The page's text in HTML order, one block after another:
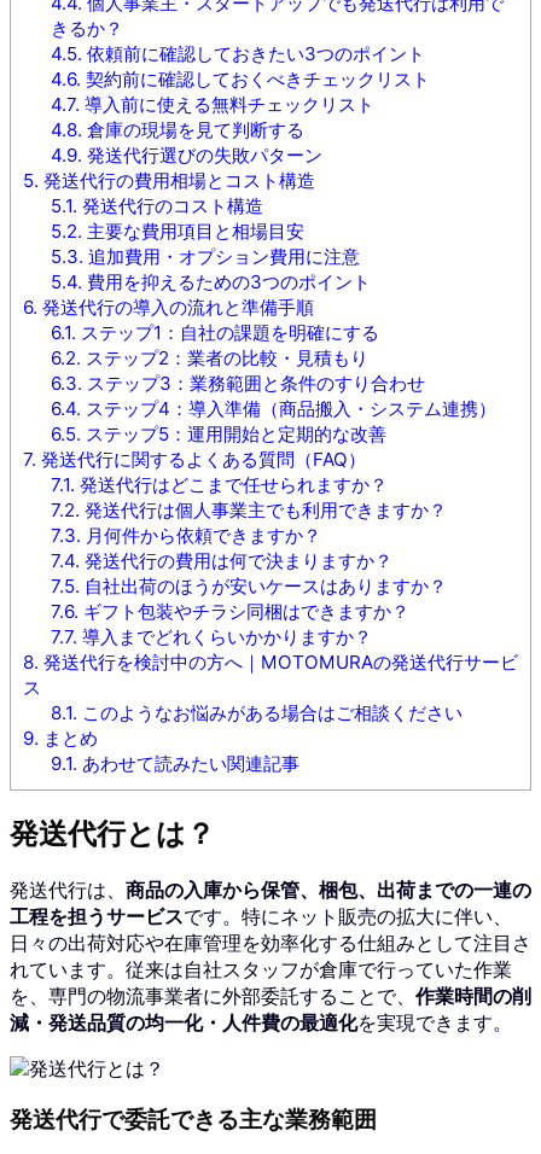
きるか？
4.5. 依頼前に確認しておきたい3つのポイント
4.6. 契約前に確認しておくべきチェックリスト
4.7. 導入前に使える無料チェックリスト
4.8. 倉庫の現場を見て判断する
4.9. 発送代行選びの失敗パターン
5. 発送代行の費用相場とコスト構造
5.1. 発送代行のコスト構造
5.2. 主要な費用項目と相場目安
5.3. 追加費用・オプション費用に注意
5.4. 費用を抑えるための3つのポイント
6. 発送代行の導入の流れと準備手順
6.1. ステップ1：自社の課題を明確にする
6.2. ステップ2：業者の比較・見積もり
6.3. ステップ3：業務範囲と条件のすり合わせ
6.4. ステップ4：導入準備（商品搬入・システム連携）
6.5. ステップ5：運用開始と定期的な改善
7. 発送代行に関するよくある質問（FAQ）
7.1. 発送代行はどこまで任せられますか？
7.2. 発送代行は個人事業主でも利用できますか？
7.3. 月何件から依頼できますか？
7.4. 発送代行の費用は何で決まりますか？
7.5. 自社出荷のほうが安いケースはありますか？
7.6. ギフト包装やチラシ同梱はできますか？
7.7. 導入までどれくらいかかりますか？
8. 発送代行を検討中の方へ｜MOTOMURAの発送代行サービ
ス
8.1. このようなお悩みがある場合はご相談ください
9. まとめ
9.1. あわせて読みたい関連記事
発送代行とは？
発送代行は、 商品の入庫から保管、梱包、出荷までの一連の
工程を担うサービスです。特にネット販売の拡大に伴い、
日々の出荷対応や在庫管理を効率化する仕組みとして注目さ
れています。従来は自社スタッフが倉庫で行っていた作業
を、専門の物流事業者に外部委託することで、 作業時間の削
減・発送品質の均一化・人件費の最適化を実現できます。
発送代行で委託できる主な業務範囲